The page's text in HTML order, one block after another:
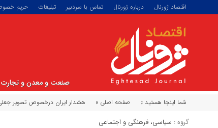
اقتصاد ژورنال درباره ژورنال تماس با سردبیر تبلیغات حریم
صنعت و معدن و تجارت
شما اینجا هستید » صفحه اصلی » هشدار ایران درخصوص تصویر جعلی
گروه : سیاسی، فرهنگی و اجتماعی